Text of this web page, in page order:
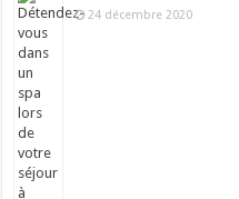
24 décembre 2020